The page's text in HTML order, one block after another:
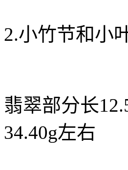
2.小竹节和小
翡翠部分长
34.40g左右